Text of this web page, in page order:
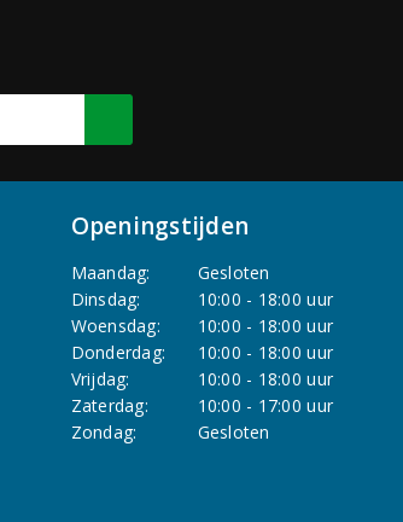
Openingstijden
Maandag:
Gesloten
Dinsdag:
10:00 - 18:00 uur
Woensdag:
10:00 - 18:00 uur
Donderdag:
10:00 - 18:00 uur
Vrijdag:
10:00 - 18:00 uur
Zaterdag:
10:00 - 17:00 uur
Zondag:
Gesloten